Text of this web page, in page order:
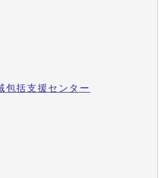
包括支援センター